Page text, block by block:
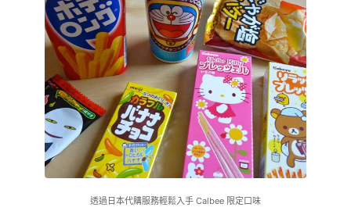
透過日本代購服務輕鬆入手 Calbee 限定口味